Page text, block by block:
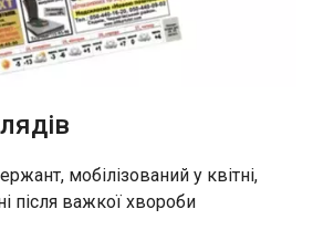
мобілізований у квітні,
після важкої хвороби